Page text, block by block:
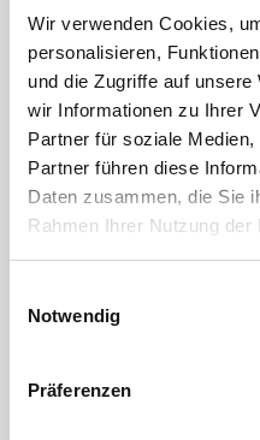
Wir verwenden Cookies,
personalisieren,
und die Zugriffe auf
wir Informationen zu Ihrer
Partner für soziale
Partner führen diese
Daten zusammen, die Sie
Rahmen Ihrer Nutzung der
Notwendig
Präferenzen
Lienbacher
sichtbar geschraubt
Artikel-Nr. SE023623